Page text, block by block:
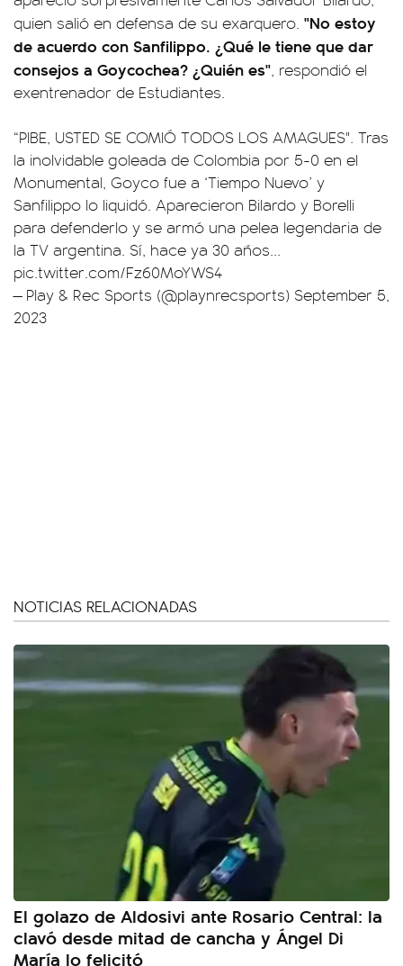
quien salió en defensa de su exarquero. "No estoy
de acuerdo con Sanfilippo. ¿Qué le tiene que dar
consejos a Goycochea? ¿Quién es", respondió el
exentrenador de Estudiantes.
“PIBE, USTED SE COMIÓ TODOS LOS AMAGUES". Tras
la inolvidable goleada de Colombia por 5-0 en el
Monumental, Goyco fue a ‘Tiempo Nuevo’ y
Sanfilippo lo liquidó. Aparecieron Bilardo y Borelli
para defenderlo y se armó una pelea legendaria de
la TV argentina. Sí, hace ya 30 años...
pic.twitter.com/Fz60MoYWS4
— Play & Rec Sports (@playnrecsports) September 5,
2023
NOTICIAS RELACIONADAS
El golazo de Aldosivi ante Rosario Central: la
clavó desde mitad de cancha y Ángel Di
María lo felicitó